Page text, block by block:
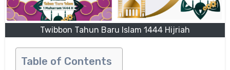
Twibbon Tahun Baru Islam 1444 Hijriah
Table of Contents